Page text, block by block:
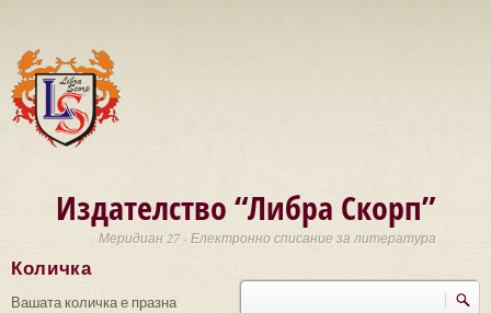
Издателство “Либра Скорп”
Меридиан 27 - Електронно списание за литература
Търси
Количка
Вашата количка е празна